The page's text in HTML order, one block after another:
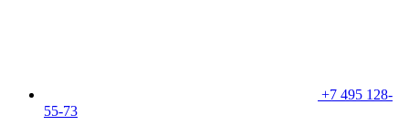
+7 495 128-
55-73